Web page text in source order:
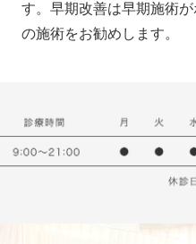
す。早期改善は早期施術
の施術をお勧めします。